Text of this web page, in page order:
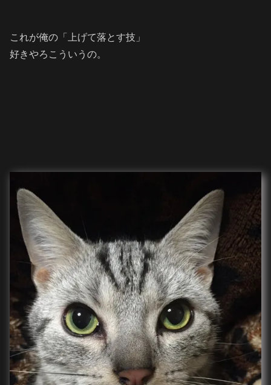
これが俺の「上げて落とす技」
好きやろこういうの。